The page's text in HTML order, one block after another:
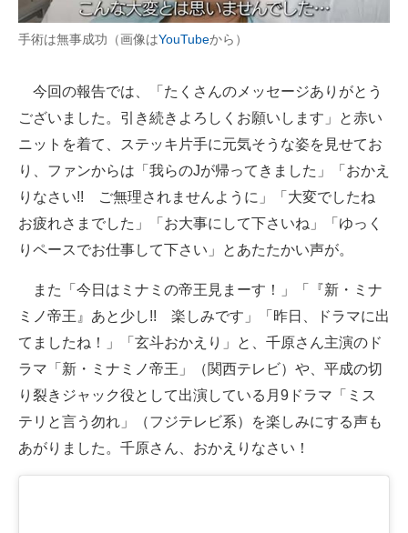
手術は無事成功（画像はYouTubeから）
今回の報告では、「たくさんのメッセージありがとう
ございました。引き続きよろしくお願いします」と赤い
ニットを着て、ステッキ片手に元気そうな姿を見せてお
り、ファンからは「我らのJが帰ってきました」「おかえ
りなさい!! ご無理されませんように」「大変でしたね
お疲れさまでした」「お大事にして下さいね」「ゆっく
りペースでお仕事して下さい」とあたたかい声が。
また「今日はミナミの帝王見まーす！」「『新・ミナ
ミノ帝王』あと少し!! 楽しみです」「昨日、ドラマに出
てましたね！」「玄斗おかえり」と、千原さん主演のド
ラマ「新・ミナミノ帝王」（関西テレビ）や、平成の切
り裂きジャック役として出演している月9ドラマ「ミス
テリと言う勿れ」（フジテレビ系）を楽しみにする声も
あがりました。千原さん、おかえりなさい！